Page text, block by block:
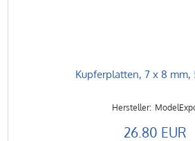
Kupferplatten, 7 x 8 mm,
26.80 EUR